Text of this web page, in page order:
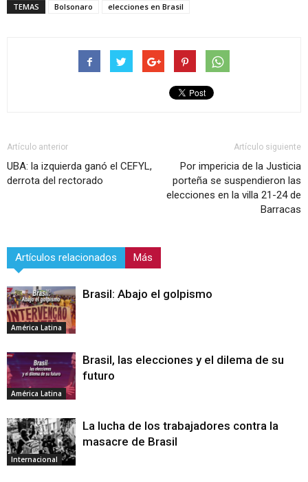
TEMAS Bolsonaro elecciones en Brasil
Artículo anterior
UBA: la izquierda ganó el CEFYL,
derrota del rectorado
Artículo siguiente
Por impericia de la Justicia
porteña se suspendieron las
elecciones en la villa 21-24 de
Barracas
Artículos relacionados Más
América Latina
Brasil: Abajo el golpismo
América Latina
Brasil, las elecciones y el dilema de su
futuro
Internacional
La lucha de los trabajadores contra la
masacre de Brasil